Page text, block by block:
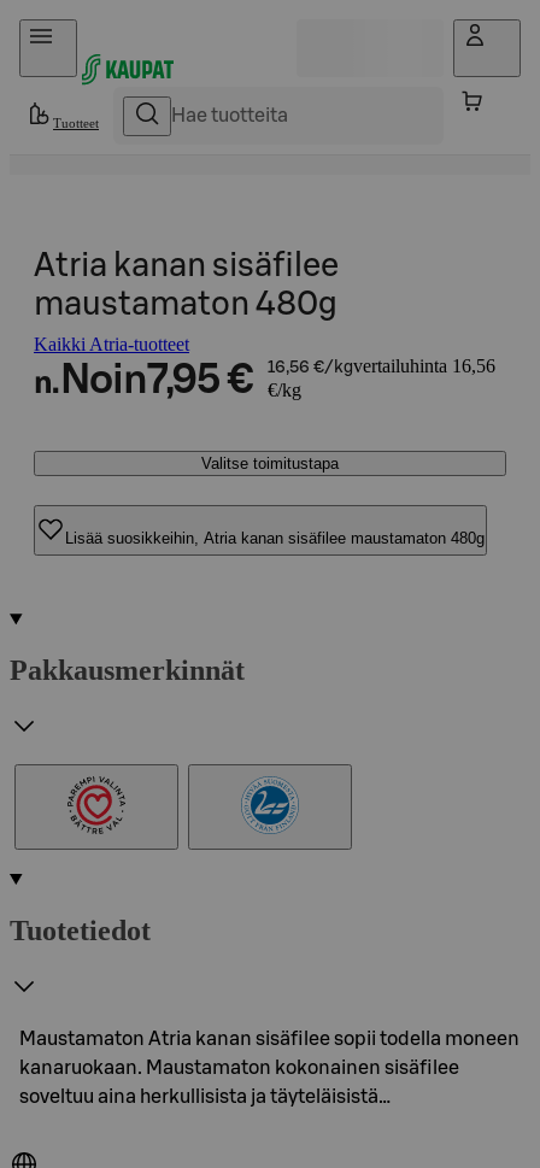
Hyppää sisältöön
Tuotteet
Atria kanan sisäfilee
maustamaton 480g
Kaikki Atria-tuotteet
n. Noin7,95 € 16,56 €/kgvertailuhinta 16,56
€/kg
Valitse toimitustapa
Lisää suosikkeihin, Atria kanan sisäfilee maustamaton 480g
Pakkausmerkinnät
Tuotetiedot
Maustamaton Atria kanan sisäfilee sopii todella moneen
kanaruokaan. Maustamaton kokonainen sisäfilee
soveltuu aina herkullisista ja täyteläisistä…